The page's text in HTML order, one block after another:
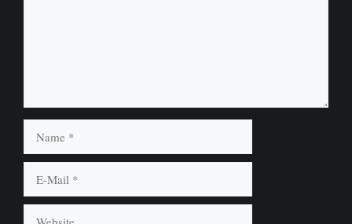
Mail